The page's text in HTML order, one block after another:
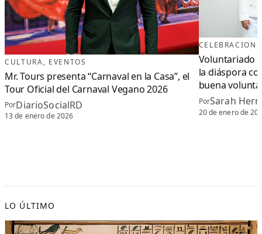
CULTURA, EVENTOS
Mr. Tours presenta “Carnaval en la Casa”, el
Tour Oficial del Carnaval Vegano 2026
PorDiarioSocialRD
13 de enero de 2026
Voluntariado
la diáspora
buena
PorSarah
20 de enero de
LO ÚLTIMO